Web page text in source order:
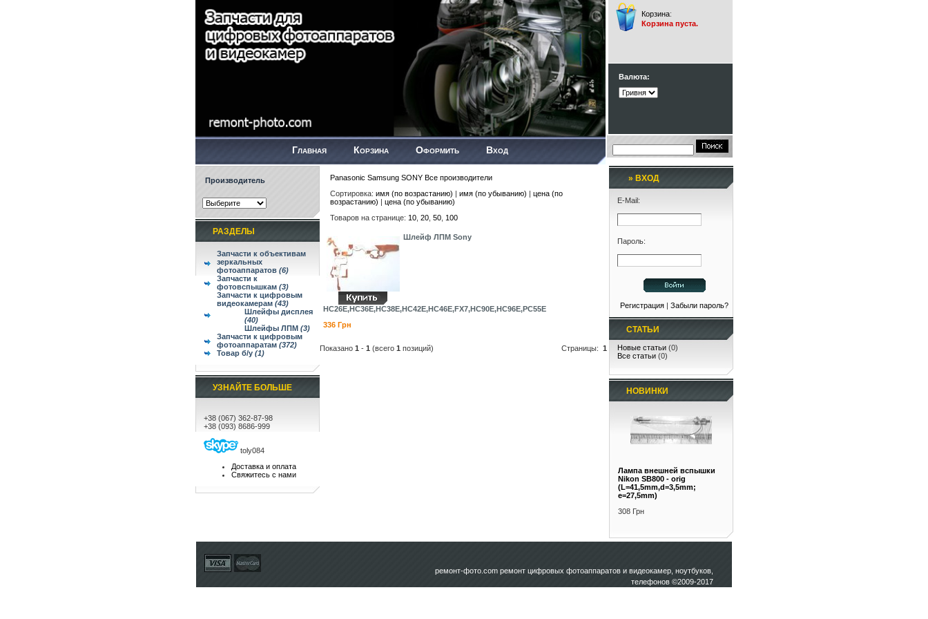
Главная Корзина Оформить Вход
Корзина:
Корзина пуста.
Валюта:
Производитель
РАЗДЕЛЫ
Запчасти к объективам
зеркальных
фотоаппаратов (6)
Запчасти к
фотовспышкам (3)
Запчасти к цифровым
видеокамерам (43)
Шлейфы дисплея
(40)
Шлейфы ЛПМ (3)
Запчасти к цифровым
фотоаппаратам (372)
Товар б/у (1)
УЗНАЙТЕ БОЛЬШЕ
+38 (067) 362-87-98
+38 (093) 8686-999
toly084
Доставка и оплата
Свяжитесь с нами
Panasonic Samsung SONY Все производители
Сортировка: имя (по возрастанию) | имя (по убыванию) | цена (по
возрастанию) | цена (по убыванию)
Товаров на странице: 10, 20, 50, 100
Шлейф ЛПМ Sony
HC26E,HC36E,HC38E,HC42E,HC46E,FX7,HC90E,HC96E,PC55E
336 Грн
Страницы: 1
Показано 1 - 1 (всего 1 позиций)
» ВХОД
E-Mail:
Пароль:
Регистрация | Забыли пароль?
СТАТЬИ
Новые статьи(0)
Все статьи(0)
НОВИНКИ
Лампа внешней вспышки
Nikon SB800 - orig
(L=41,5mm,d=3,5mm;
e=27,5mm)
308 Грн
ремонт-фото.com ремонт цифровых фотоаппаратов и видеокамер, ноутбуков,
телефонов ©2009-2017